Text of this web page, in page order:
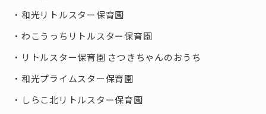
和光リトルスター保育園
わこうっちリトルスター保育園
リトルスター保育園 さつきちゃんのおうち
和光プライムスター保育園
しらこ北リトルスター保育園